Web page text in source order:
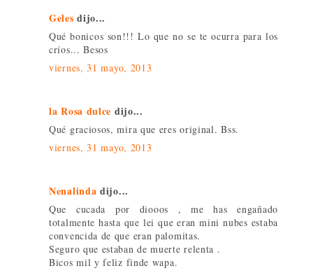
Geles dijo...
Qué bonicos son!!! Lo que no se te ocurra para los
críos... Besos
viernes, 31 mayo, 2013
la Rosa dulce dijo...
Qué graciosos, mira que eres original. Bss.
viernes, 31 mayo, 2013
Nenalinda dijo...
Que cucada por diooos , me has engañado
totalmente hasta que lei que eran mini nubes estaba
convencida de que eran palomitas.
Seguro que estaban de muerte relenta .
Bicos mil y feliz finde wapa.